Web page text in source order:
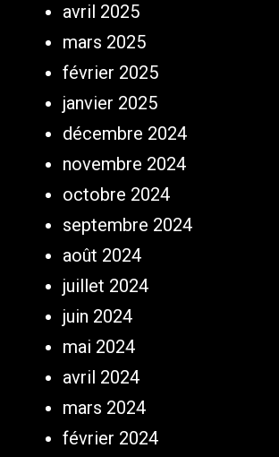
avril 2025
mars 2025
février 2025
janvier 2025
décembre 2024
novembre 2024
octobre 2024
septembre 2024
août 2024
juillet 2024
juin 2024
mai 2024
avril 2024
mars 2024
février 2024